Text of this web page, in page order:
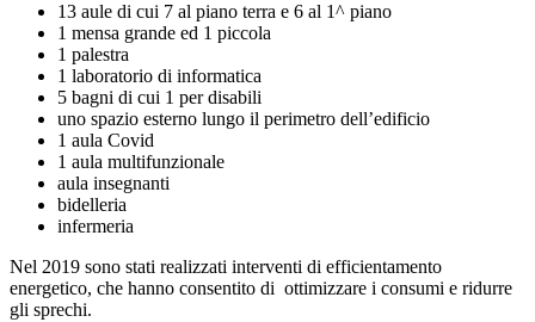
13 aule di cui 7 al piano terra e 6 al 1^ piano
1 mensa grande ed 1 piccola
1 palestra
1 laboratorio di informatica
5 bagni di cui 1 per disabili
uno spazio esterno lungo il perimetro dell’edificio
1 aula Covid
1 aula multifunzionale
aula insegnanti
bidelleria
infermeria
Nel 2019 sono stati realizzati interventi di efficientamento
energetico, che hanno consentito di ottimizzare i consumi e ridurre
gli sprechi.